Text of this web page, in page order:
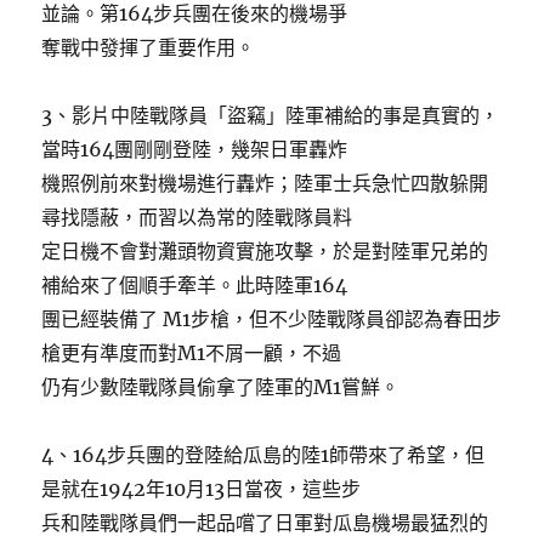
並論。第164步兵團在後來的機場爭
奪戰中發揮了重要作用。
3、影片中陸戰隊員「盜竊」陸軍補給的事是真實的，
當時164團剛剛登陸，幾架日軍轟炸
機照例前來對機場進行轟炸；陸軍士兵急忙四散躲開
尋找隱蔽，而習以為常的陸戰隊員料
定日機不會對灘頭物資實施攻擊，於是對陸軍兄弟的
補給來了個順手牽羊。此時陸軍164
團已經裝備了 M1步槍，但不少陸戰隊員卻認為春田步
槍更有準度而對M1不屑一顧，不過
仍有少數陸戰隊員偷拿了陸軍的M1嘗鮮。
4、164步兵團的登陸給瓜島的陸1師帶來了希望，但
是就在1942年10月13日當夜，這些步
兵和陸戰隊員們一起品嚐了日軍對瓜島機場最猛烈的